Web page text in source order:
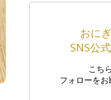
おに
SNS公
こち
フォローをお